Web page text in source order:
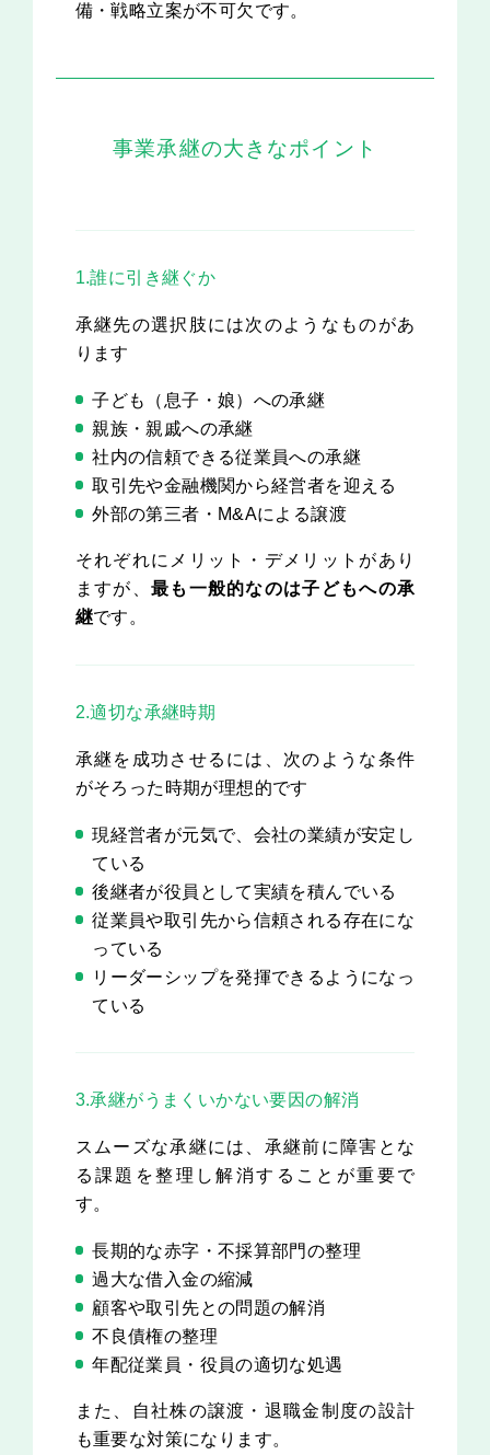
備・戦略立案が不可欠です。
事業承継の大きなポイント
1.誰に引き継ぐか
承継先の選択肢には次のようなものがあ
ります
子ども（息子・娘）への承継
親族・親戚への承継
社内の信頼できる従業員への承継
取引先や金融機関から経営者を迎える
外部の第三者・M&Aによる譲渡
それぞれにメリット・デメリットがあり
ますが、 最も一般的なのは子どもへの承
継です。
2.適切な承継時期
承継を成功させるには、次のような条件
がそろった時期が理想的です
現経営者が元気で、会社の業績が安定し
ている
後継者が役員として実績を積んでいる
従業員や取引先から信頼される存在にな
っている
リーダーシップを発揮できるようになっ
ている
3.承継がうまくいかない要因の解消
スムーズな承継には、承継前に障害とな
る課題を整理し解消することが重要で
す。
長期的な赤字・不採算部門の整理
過大な借入金の縮減
顧客や取引先との問題の解消
不良債権の整理
年配従業員・役員の適切な処遇
また、自社株の譲渡・退職金制度の設計
も重要な対策になります。